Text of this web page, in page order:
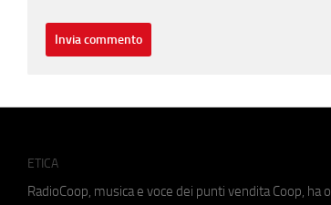
ETICA
RadioCoop, musica e voce dei punti vendita Coop, ha